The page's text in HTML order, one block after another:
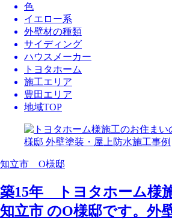
色
イエロー系
外壁材の種類
サイディング
ハウスメーカー
トヨタホーム
施工エリア
豊田エリア
地域TOP
知立市 O様邸
築15年 トヨタホーム様
知立市 のO様邸です。外